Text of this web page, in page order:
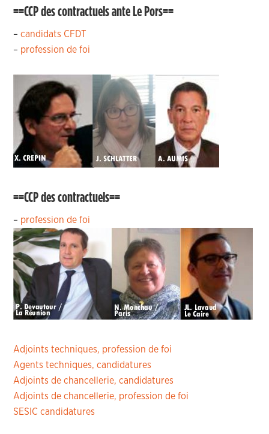
==CCP des contractuels ante Le Pors==
–candidats CFDT
– profession de foi
==CCP des contractuels==
– profession de foi
Adjoints techniques, profession de foi
Agents techniques, candidatures
Adjoints de chancellerie, candidatures
Adjoints de chancellerie, profession de foi
SESIC candidatures